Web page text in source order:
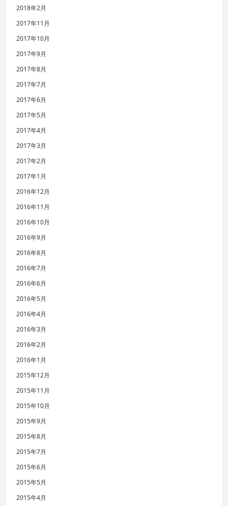
2018年2月
2017年11月
2017年10月
2017年9月
2017年8月
2017年7月
2017年6月
2017年5月
2017年4月
2017年3月
2017年2月
2017年1月
2016年12月
2016年11月
2016年10月
2016年9月
2016年8月
2016年7月
2016年6月
2016年5月
2016年4月
2016年3月
2016年2月
2016年1月
2015年12月
2015年11月
2015年10月
2015年9月
2015年8月
2015年7月
2015年6月
2015年5月
2015年4月